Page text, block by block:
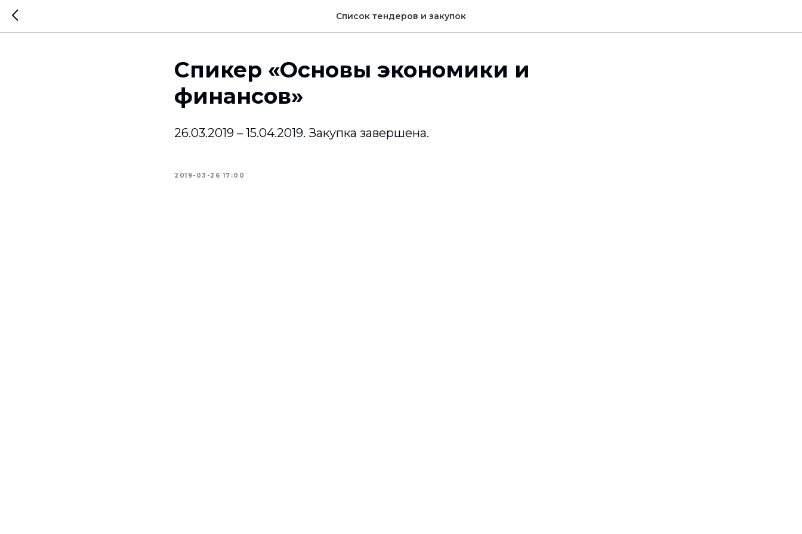
Список тендеров и закупок
Спикер «Основы экономики и
финансов»
26.03.2019 – 15.04.2019. Закупка завершена.
2019-03-26 17:00